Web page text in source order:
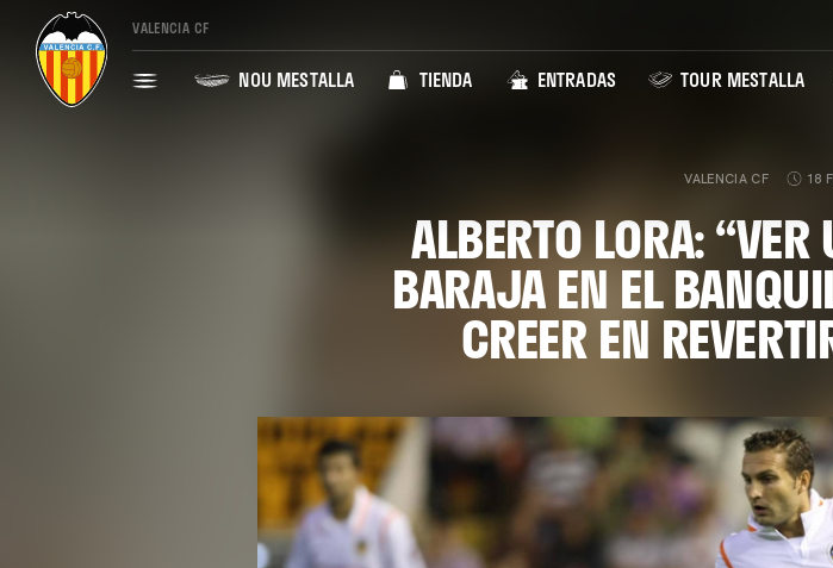
VALENCIA CF
NOU MESTALLA TIENDA ENTRADAS TOUR MESTALLA
VALENCIA CF 18
ALBERTO LORA:
BARAJA EN EL
CREER EN